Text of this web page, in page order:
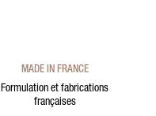
MADE IN FRANCE
Formulation et fabrications
françaises